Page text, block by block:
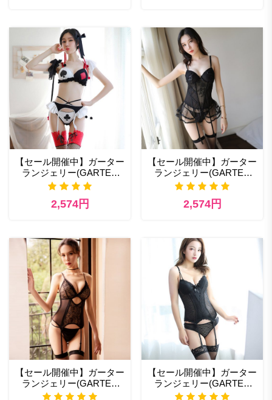
【セール開催中】ガーター
ランジェリー(GARTER
LINGERIE) ベビー ドール
2,574円
【セール開催中】ガーター
ランジェリー(GARTER
LINGERIE) エロ コスプレ
2,574円
【セール開催中】ガーター
ランジェリー(GARTER
LINGERIE) エッチなラン
【セール開催中】ガーター
ランジェリー(GARTER
LINGERIE) セクシー下着